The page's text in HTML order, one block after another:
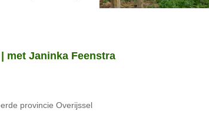
met Janinka Feenstra
provincie Overijssel